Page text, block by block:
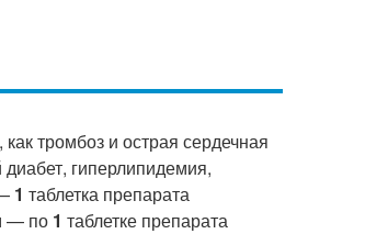
тромбоз и острая сердечная
гиперлипидемия,
1 таблетка препарата
— по 1 таблетке препарата